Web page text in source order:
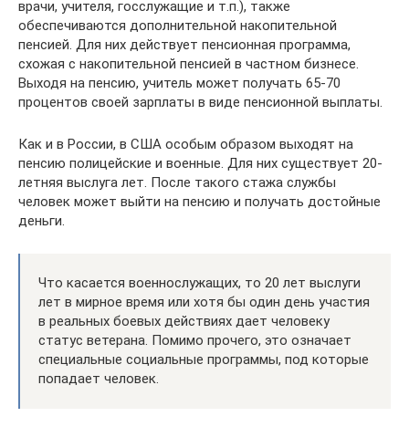
врачи, учителя, госслужащие и т.п.), также
обеспечиваются дополнительной накопительной
пенсией. Для них действует пенсионная программа,
схожая с накопительной пенсией в частном бизнесе.
Выходя на пенсию, учитель может получать 65-70
процентов своей зарплаты в виде пенсионной выплаты.
Как и в России, в США особым образом выходят на
пенсию полицейские и военные. Для них существует 20-
летняя выслуга лет. После такого стажа службы
человек может выйти на пенсию и получать достойные
деньги.
Что касается военнослужащих, то 20 лет выслуги
лет в мирное время или хотя бы один день участия
в реальных боевых действиях дает человеку
статус ветерана. Помимо прочего, это означает
специальные социальные программы, под которые
попадает человек.